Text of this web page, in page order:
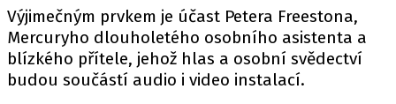
Výjimečným prvkem je účast Petera Freestona,
Mercuryho dlouholetého osobního asistenta a
blízkého přítele, jehož hlas a osobní svědectví
budou součástí audio i video instalací.